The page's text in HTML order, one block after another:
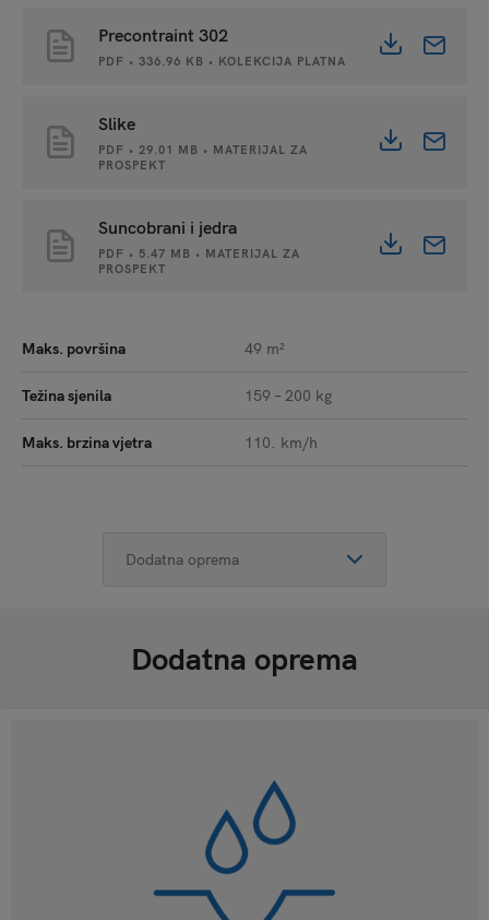
Precontraint 302
PDF • 336.96 KB • KOLEKCIJA PLATNA
Slike
PDF • 29.01 MB • MATERIJAL ZA
PROSPEKT
Suncobrani i jedra
PDF • 5.47 MB • MATERIJAL ZA
PROSPEKT
Maks. površina 49 m²
Težina sjenila 159 – 200 kg
Maks. brzina vjetra 110. km/h
Dodatna oprema